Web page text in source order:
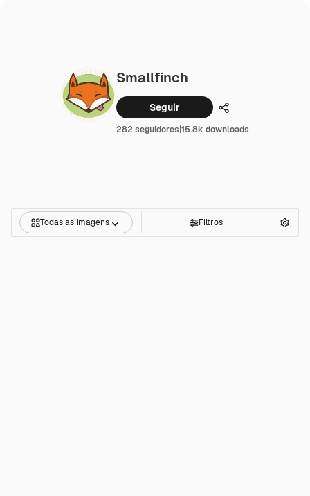
Smallfinch
Seguir Compartilhar
282 seguidores|15.8k downloads
Todas as imagens Filtros